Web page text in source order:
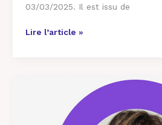
03/03/2025. Il est issu de
freins
Lire l’article »